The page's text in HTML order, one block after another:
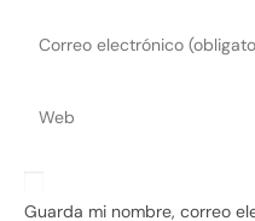
Guarda mi nombre, correo